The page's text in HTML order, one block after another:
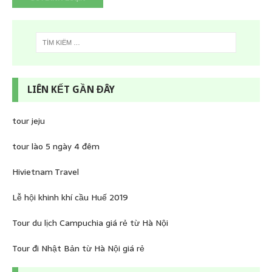
LIÊN KẾT GẦN ĐÂY
tour jeju
tour lào 5 ngày 4 đêm
Hivietnam Travel
Lễ hội khinh khí cầu Huế 2019
Tour du lịch Campuchia giá rẻ từ Hà Nội
Tour đi Nhật Bản từ Hà Nội giá rẻ